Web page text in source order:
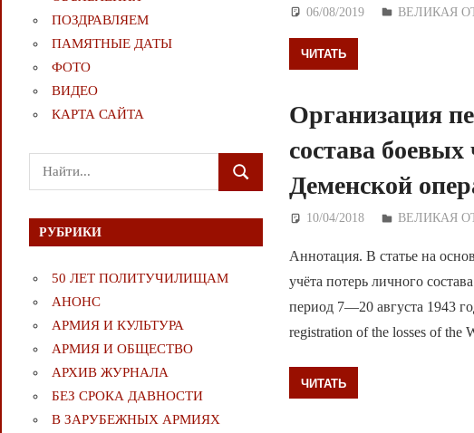
06/08/2019 Дежурный по
ВЕЛИКАЯ
ЧИТАТЬ
Организация
состава
Деменской
10/04/2018 Дежурный по
ВЕЛИКАЯ
Аннотация. В статье на
учёта потерь личного
период 7—20 августа 1943
registration of the losses of the
ЧИТАТЬ
ПОЗДРАВЛЯЕМ
ПАМЯТНЫЕ ДАТЫ
ФОТО
ВИДЕО
КАРТА САЙТА
Поиск
для:
ПОИСК
РУБРИКИ
50 ЛЕТ ПОЛИТУЧИЛИЩАМ
АНОНС
АРМИЯ И КУЛЬТУРА
АРМИЯ И ОБЩЕСТВО
АРХИВ ЖУРНАЛА
БЕЗ СРОКА ДАВНОСТИ
В ЗАРУБЕЖНЫХ АРМИЯХ